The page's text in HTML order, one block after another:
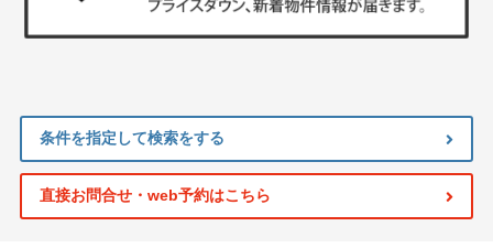
条件を指定して検索をする
直接お問合せ・web予約はこちら